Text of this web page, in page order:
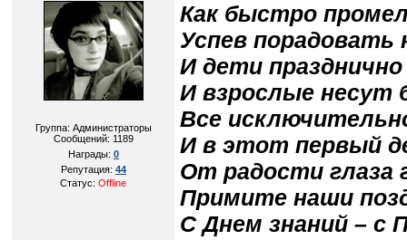
Группа: Администраторы
Сообщений: 1189
Награды: 0
Репутация: 44
Статус:Offline
Как быстро
Успев порадовать
И дети
И взрослые несут
Все
И в этот первый
От радости глаза
Примите наши
С Днем знаний – с